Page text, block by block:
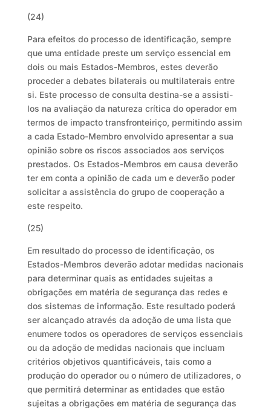
(24)
Para efeitos do processo de identificação, sempre
que uma entidade preste um serviço essencial em
dois ou mais Estados-Membros, estes deverão
proceder a debates bilaterais ou multilaterais entre
si. Este processo de consulta destina-se a assisti-
los na avaliação da natureza crítica do operador em
termos de impacto transfronteiriço, permitindo assim
a cada Estado-Membro envolvido apresentar a sua
opinião sobre os riscos associados aos serviços
prestados. Os Estados-Membros em causa deverão
ter em conta a opinião de cada um e deverão poder
solicitar a assistência do grupo de cooperação a
este respeito.
(25)
Em resultado do processo de identificação, os
Estados-Membros deverão adotar medidas nacionais
para determinar quais as entidades sujeitas a
obrigações em matéria de segurança das redes e
dos sistemas de informação. Este resultado poderá
ser alcançado através da adoção de uma lista que
enumere todos os operadores de serviços essenciais
ou da adoção de medidas nacionais que incluam
critérios objetivos quantificáveis, tais como a
produção do operador ou o número de utilizadores, o
que permitirá determinar as entidades que estão
sujeitas a obrigações em matéria de segurança das